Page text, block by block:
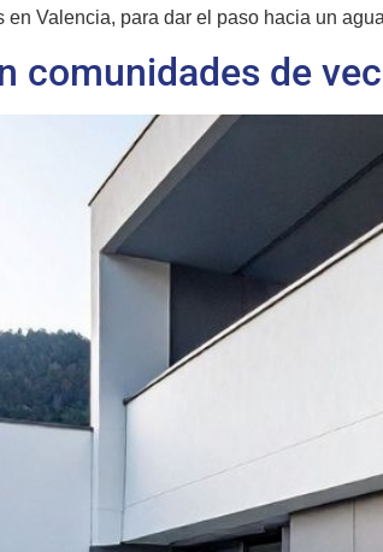
Valencia, para dar el paso hacia un
comunidades de